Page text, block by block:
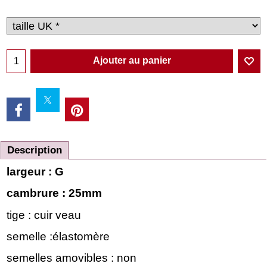
Ajouter au panier
Description
largeur : G
cambrure : 25mm
tige : cuir veau
semelle :élastomère
semelles amovibles : non